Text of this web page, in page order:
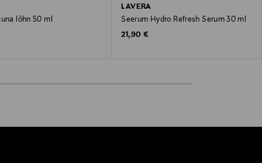
lõhn 50 ml
LAVERA
Seerum Hydro Refresh Serum 30 ml
Original Price
21,90 €